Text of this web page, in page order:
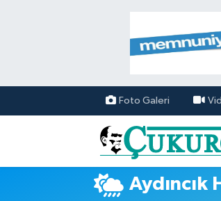
Foto Galeri
Aydıncık
Mersin Nöbetçi Eczaneler
Mersin Hava Durumu
Mersin Namaz Vakitleri
Mersin Trafik Yoğunluk Haritası
Süper Lig Puan Durumu ve Fikstür